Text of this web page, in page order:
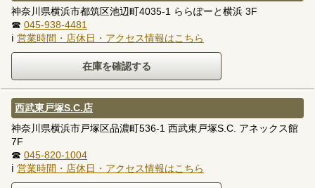
神奈川県横浜市都筑区池辺町4035-1 ららぽーと横浜 3F
☎ 045-938-4481
ℹ 営業時間・店休日・アクセス情報はこちら
西武東戸塚S.C.店
神奈川県横浜市戸塚区品濃町536-1 西武東戸塚S.C. アネックス館
7F
☎ 045-820-1004
ℹ 営業時間・店休日・アクセス情報はこちら